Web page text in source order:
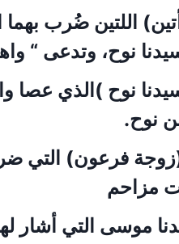
اللتين ضُرب
نوح، وتدعى “
سيدنا نوح )الذي
نوح.
فرعون) التي
مزاحم
موسى التي أشار